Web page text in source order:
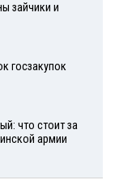
зайчики и
госзакупок
что стоит за
армии